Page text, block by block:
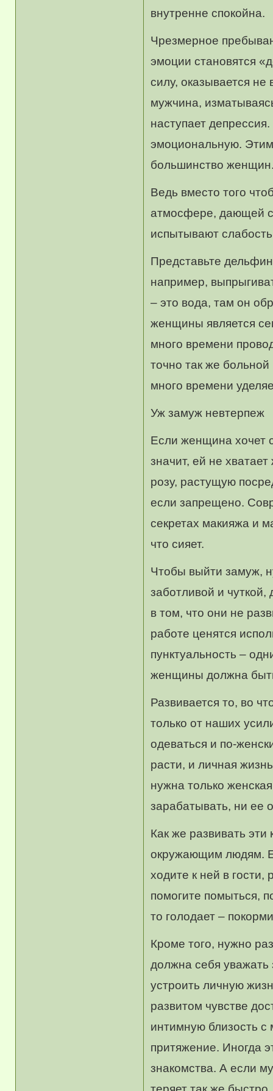
внутренне спокойна.
Чрезмерное
эмоции становятся
силу, оказывается
мужчина,
наступает
эмоциональную.
большинство
Ведь вместо того
атмосфере, дающей
испытывают
Представьте
например,
– это вода, там он
женщины является
много времени
точно так же
много времени
Уж замуж невтерпеж
Если женщина хочет
значит, ей не
розу, растущую
если запрещено.
секретах макияжа и
что сияет.
Чтобы выйти замуж,
заботливой и
в том, что они не
работе ценятся
пунктуальность –
женщины должна
Развивается то, во
только от наших
одеваться и по-
расти, и личная
нужна только
зарабатывать, ни ее
Как же развивать
окружающим людям.
ходите к ней в гости,
помогите помыться,
то голодает –
Кроме того, нужно
должна себя уважать
устроить личную
развитом чувстве
интимную близость
притяжение. Иногда
знакомства. А если